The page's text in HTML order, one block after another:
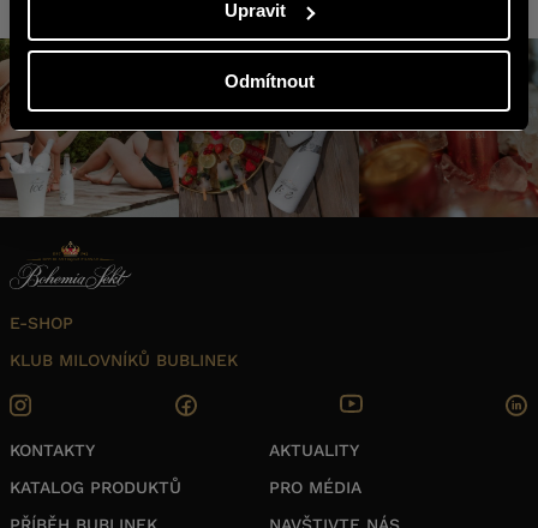
Upravit
Odmítnout
E-SHOP
KLUB MILOVNÍKŮ BUBLINEK
KONTAKTY
KATALOG PRODUKTŮ
AKTUALITY
PRO MÉDIA